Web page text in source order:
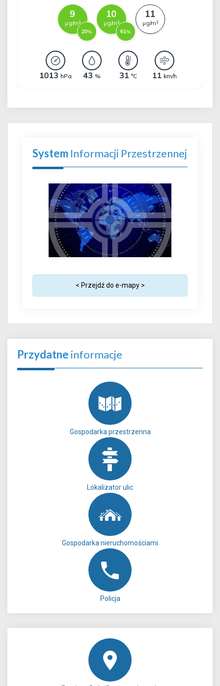
System Informacji Przestrzennej
< Przejdź do e-mapy >
Przydatne informacje
Gospodarka przestrzenna
Lokalizator ulic
Gospodarka nieruchomościami
Policja